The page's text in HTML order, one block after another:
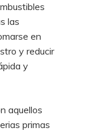
las
en
y reducir
y
aquellos
primas